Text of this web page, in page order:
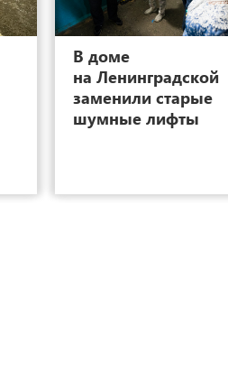
13
В доме
на Ленинградской
заменили старые
шумные лифты